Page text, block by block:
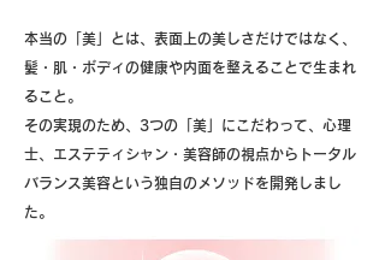
本当の「美」とは、表面上の美しさだけではなく、
髪・肌・ボディの健康や内面を整えることで生まれ
ること。
その実現のため、3つの「美」にこだわって、心理
士、エステティシャン・美容師の視点からトータル
バランス美容という独自のメソッドを開発しまし
た。